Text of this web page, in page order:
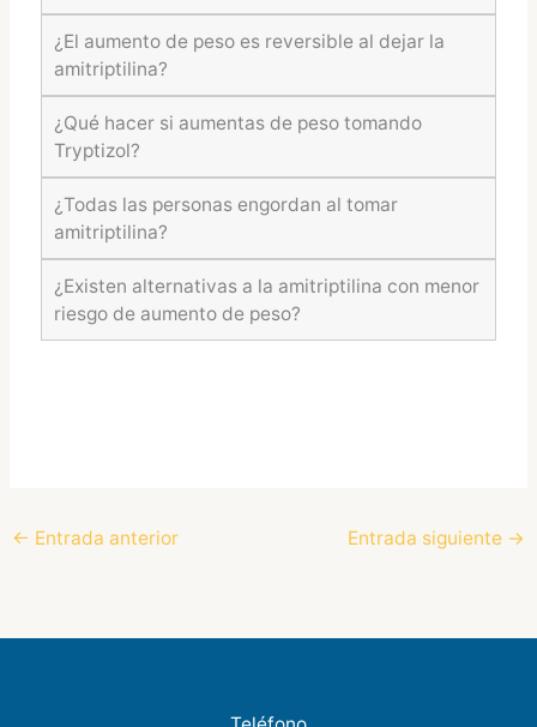
¿El aumento de peso es reversible al dejar la
amitriptilina?
¿Qué hacer si aumentas de peso tomando
Tryptizol?
¿Todas las personas engordan al tomar
amitriptilina?
¿Existen alternativas a la amitriptilina con menor
riesgo de aumento de peso?
← Entrada anterior Entrada siguiente →